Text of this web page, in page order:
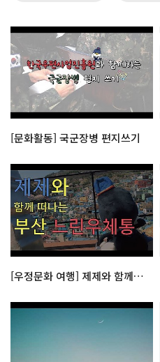
[문화활동] 국군장병 편지쓰기
[우정문화 여행] 제제와 함께 떠나는 부산 느린우체통